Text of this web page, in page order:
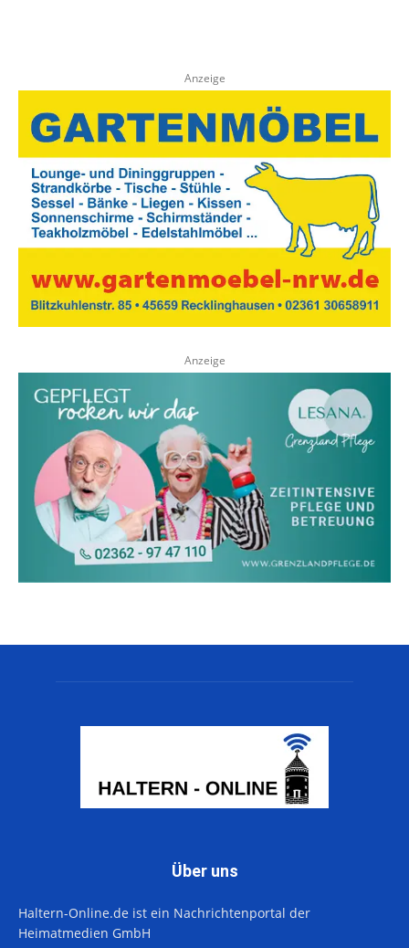
Über uns
Haltern-Online.de ist ein Nachrichtenportal der
Heimatmedien GmbH